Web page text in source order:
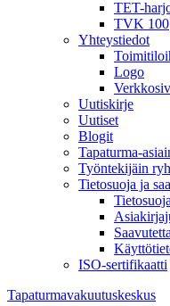
TET-
TVK 100
Yhteystiedot
Logo
Uutiskirje
Uutiset
Blogit
Tapaturma-
Työntekijäin
Tietosuoja ja
ISO-sertifikaatti
Tapaturmavakuutuskeskus